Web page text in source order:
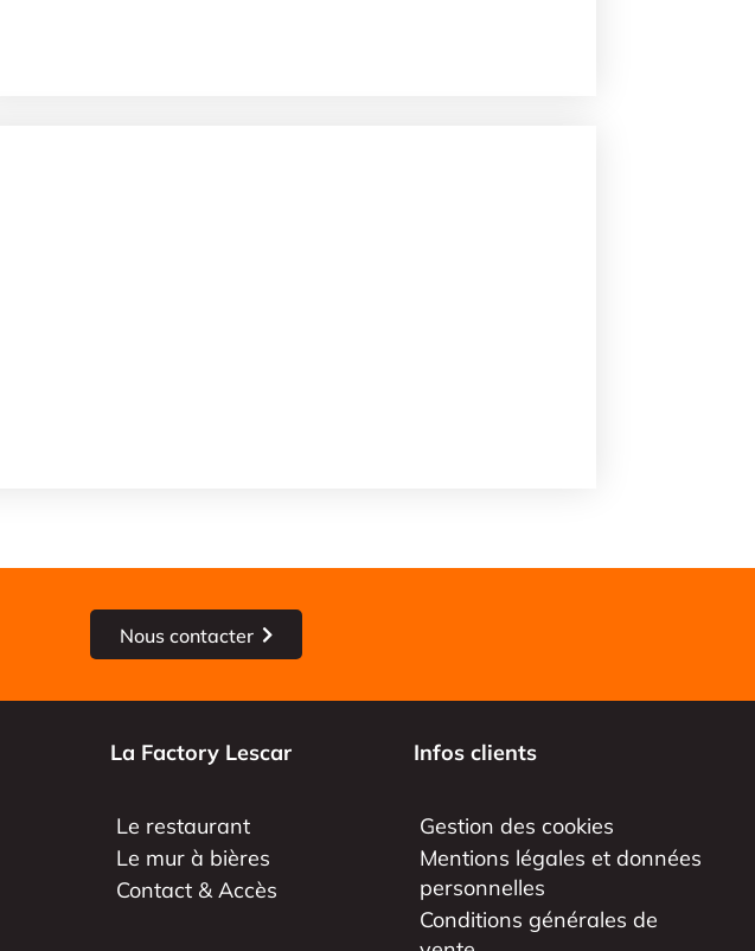
Nous contacter
La Factory Lescar
Le restaurant
Le mur à bières
Contact & Accès
Infos clients
Gestion des cookies
Mentions légales et données
personnelles
Conditions générales de